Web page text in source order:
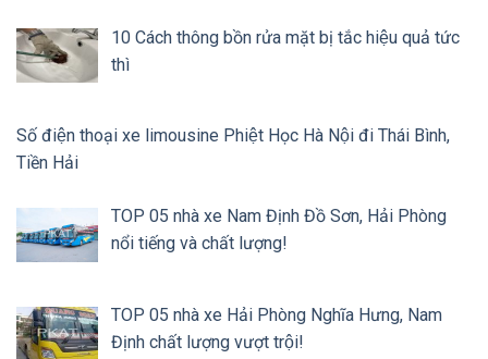
10 Cách thông bồn rửa mặt bị tắc hiệu quả tức
thì
Số điện thoại xe limousine Phiệt Học Hà Nội đi Thái Bình,
Tiền Hải
TOP 05 nhà xe Nam Định Đồ Sơn, Hải Phòng
nổi tiếng và chất lượng!
TOP 05 nhà xe Hải Phòng Nghĩa Hưng, Nam
Định chất lượng vượt trội!